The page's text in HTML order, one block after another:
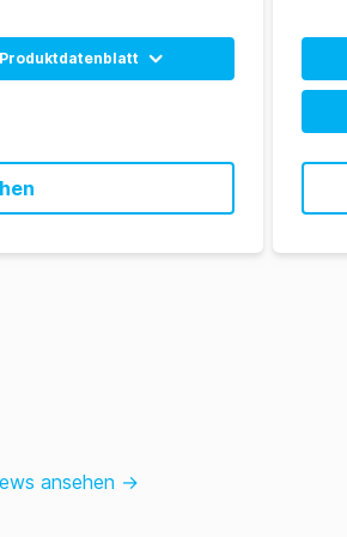
Produktdatenblatt
ansehen →